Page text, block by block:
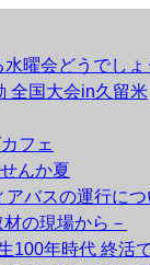
曜会どうでしょ
全国大会in久留米
フェ
んか夏
アバスの運行につ
の現場から－
100年時代 終活